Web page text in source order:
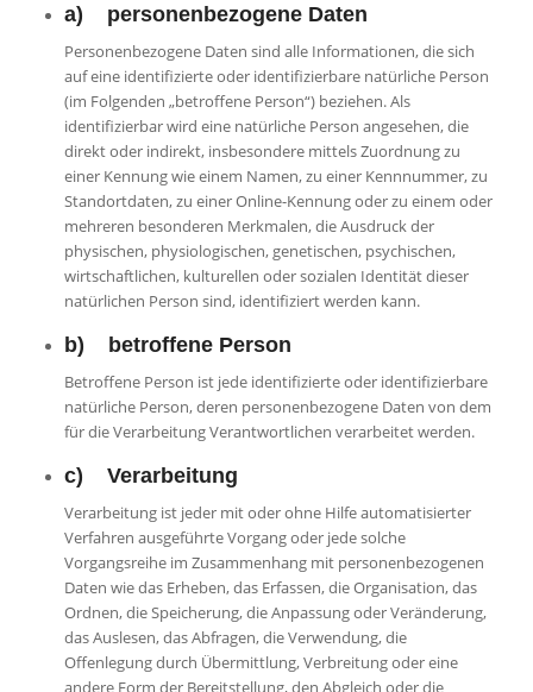
a) personenbezogene Daten
Personenbezogene Daten sind alle Informationen, die sich
auf eine identifizierte oder identifizierbare natürliche Person
(im Folgenden „betroffene Person“) beziehen. Als
identifizierbar wird eine natürliche Person angesehen, die
direkt oder indirekt, insbesondere mittels Zuordnung zu
einer Kennung wie einem Namen, zu einer Kennnummer, zu
Standortdaten, zu einer Online-Kennung oder zu einem oder
mehreren besonderen Merkmalen, die Ausdruck der
physischen, physiologischen, genetischen, psychischen,
wirtschaftlichen, kulturellen oder sozialen Identität dieser
natürlichen Person sind, identifiziert werden kann.
b) betroffene Person
Betroffene Person ist jede identifizierte oder identifizierbare
natürliche Person, deren personenbezogene Daten von dem
für die Verarbeitung Verantwortlichen verarbeitet werden.
c) Verarbeitung
Verarbeitung ist jeder mit oder ohne Hilfe automatisierter
Verfahren ausgeführte Vorgang oder jede solche
Vorgangsreihe im Zusammenhang mit personenbezogenen
Daten wie das Erheben, das Erfassen, die Organisation, das
Ordnen, die Speicherung, die Anpassung oder Veränderung,
das Auslesen, das Abfragen, die Verwendung, die
Offenlegung durch Übermittlung, Verbreitung oder eine
andere Form der Bereitstellung, den Abgleich oder die